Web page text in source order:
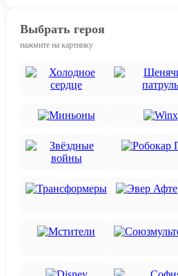
Выбрать героя
нажмите на картинку